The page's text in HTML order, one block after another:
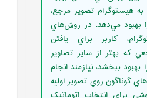
هيستوگرام تصوير مرجع،
بهبود مي‌دهد. در روش‌هاي
کاربر براي يافتن
که بهتر از ساير تصاوير
ببخشد، نيازمند انجام
گوناگون روي تصوير اوليه